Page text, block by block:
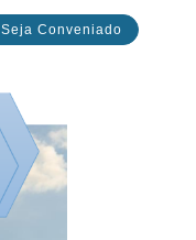
Seja Conveniado